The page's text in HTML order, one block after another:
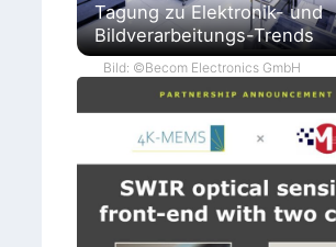
Tagung zu Elektronik- und
Bildverarbeitungs-Trends
Bild: ©Becom Electronics GmbH